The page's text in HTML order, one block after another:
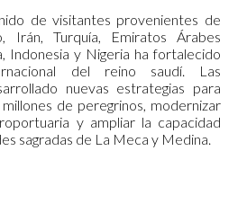
de visitantes provenientes de
Irán, Turquía, Emiratos Árabes
Indonesia y Nigeria ha fortalecido
del reino saudí. Las
nuevas estrategias para
de peregrinos, modernizar
y ampliar la capacidad
sagradas de La Meca y Medina.